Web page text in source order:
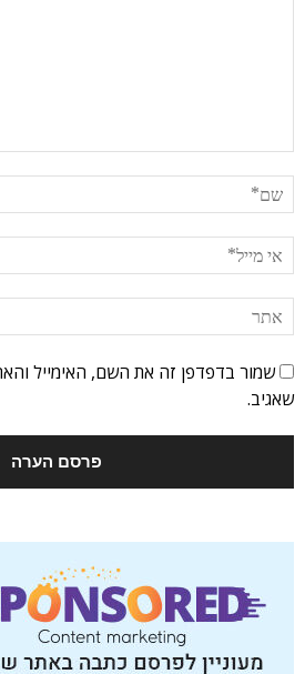
שמור בדפדפן זה את השם, האימייל
שאגיב.